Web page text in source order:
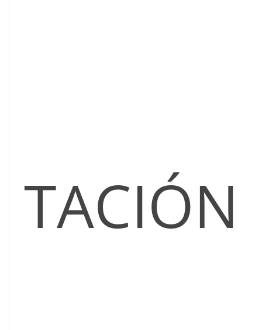
TACIÓN